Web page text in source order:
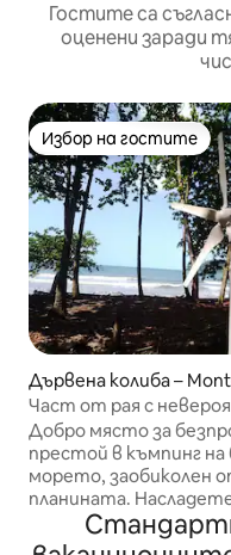
Гостите са
оценени заради
Избор на гостите
Избор на гостите
Дървена колиба –
io
Част от рая с
Добро място за
престой в къмпинг на
морето, заобиколен
планината.
градината,
оборудването за